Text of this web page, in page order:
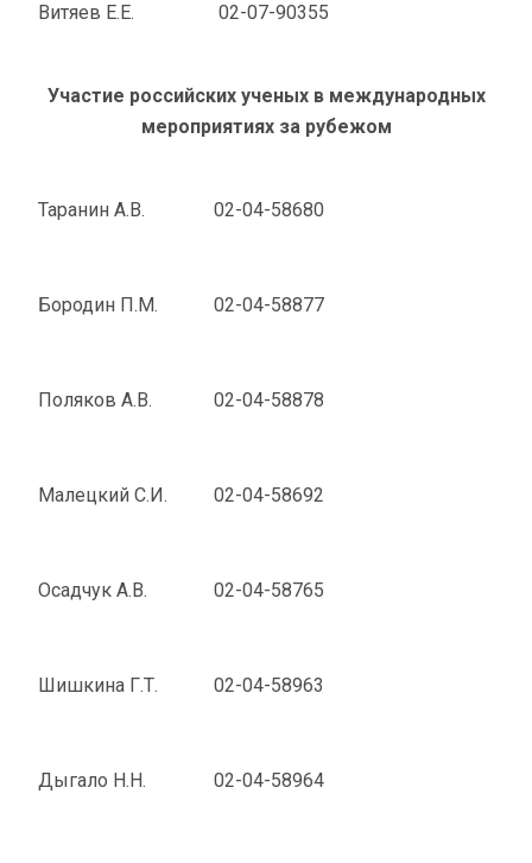
Витяев Е.Е. 02-07-90355
Участие российских ученых в международных
мероприятиях за рубежом
Таранин А.В. 02-04-58680
Бородин П.М. 02-04-58877
Поляков А.В. 02-04-58878
Малецкий С.И. 02-04-58692
Осадчук А.В. 02-04-58765
Шишкина Г.Т. 02-04-58963
Дыгало Н.Н. 02-04-58964